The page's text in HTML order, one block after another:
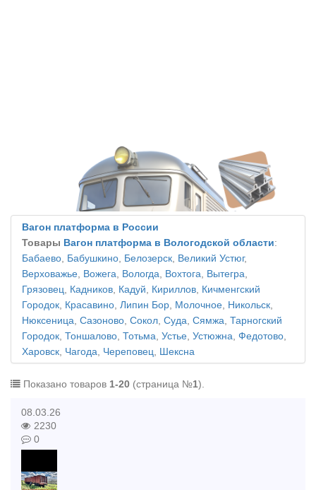
Вагон платформа в России
Товары Вагон платформа в Вологодской области:
Бабаево, Бабушкино, Белозерск, Великий Устюг,
Верховажье, Вожега, Вологда, Вохтога, Вытегра,
Грязовец, Кадников, Кадуй, Кириллов, Кичменгский
Городок, Красавино, Липин Бор, Молочное, Никольск,
Нюксеница, Сазоново, Сокол, Суда, Сямжа, Тарногский
Городок, Тоншалово, Тотьма, Устье, Устюжна, Федотово,
Харовск, Чагода, Череповец, Шексна
Показано товаров 1-20 (страница №1).
08.03.26
2230
0